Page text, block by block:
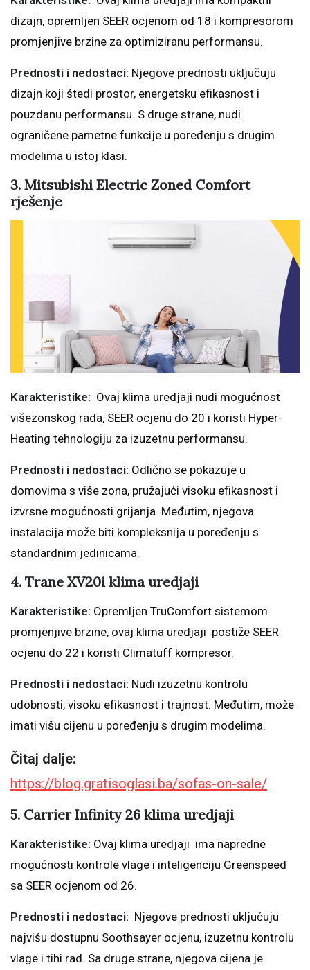
dizajn, opremljen SEER ocjenom od 18 i kompresorom
promjenjive brzine za optimiziranu performansu.
Prednosti i nedostaci: Njegove prednosti uključuju
dizajn koji štedi prostor, energetsku efikasnost i
pouzdanu performansu. S druge strane, nudi
ograničene pametne funkcije u poređenju s drugim
modelima u istoj klasi.
3. Mitsubishi Electric Zoned Comfort
rješenje
Karakteristike: Ovaj klima uredjaji nudi mogućnost
višezonskog rada, SEER ocjenu do 20 i koristi Hyper-
Heating tehnologiju za izuzetnu performansu.
Prednosti i nedostaci: Odlično se pokazuje u
domovima s više zona, pružajući visoku efikasnost i
izvrsne mogućnosti grijanja. Međutim, njegova
instalacija može biti kompleksnija u poređenju s
standardnim jedinicama.
4. Trane XV20i klima uredjaji
Karakteristike: Opremljen TruComfort sistemom
promjenjive brzine, ovaj klima uredjaji postiže SEER
ocjenu do 22 i koristi Climatuff kompresor.
Prednosti i nedostaci: Nudi izuzetnu kontrolu
udobnosti, visoku efikasnost i trajnost. Međutim, može
imati višu cijenu u poređenju s drugim modelima.
Čitaj dalje:
https://blog.gratisoglasi.ba/sofas-on-sale/
5. Carrier Infinity 26 klima uredjaji
Karakteristike: Ovaj klima uredjaji ima napredne
mogućnosti kontrole vlage i inteligenciju Greenspeed
sa SEER ocjenom od 26.
Prednosti i nedostaci: Njegove prednosti uključuju
najvišu dostupnu Soothsayer ocjenu, izuzetnu kontrolu
vlage i tihi rad. Sa druge strane, njegova cijena je